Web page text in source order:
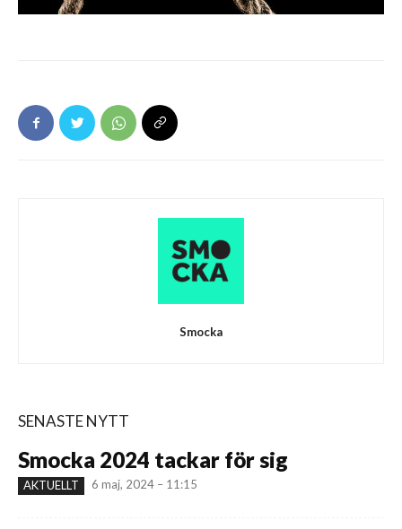
Smocka
SENASTE NYTT
Smocka 2024 tackar för sig
AKTUELLT 6 maj, 2024 – 11:15